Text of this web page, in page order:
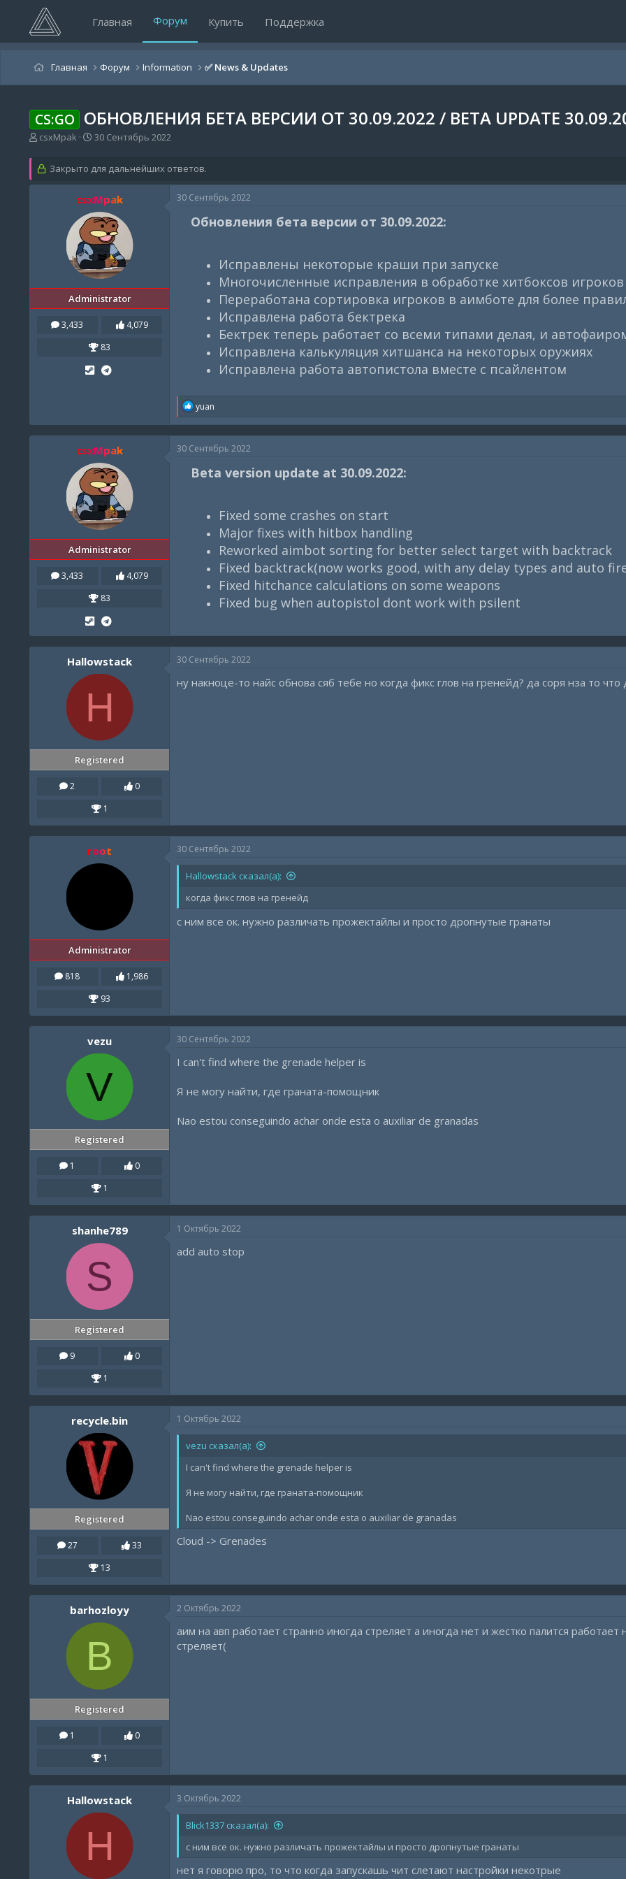
Главная Форум Купить Поддержка
Главная Форум Information ✅️ News & Updates
CS:GO ОБНОВЛЕНИЯ БЕТА ВЕРСИИ ОТ 30.09.2022 / BETA UPDATE
А
т
о
р
csxMpak
Д
а
н
а
ч
а
л
а
30 Сентябрь 2022
Закрыто для дальнейших ответов.
csxMpak
Administrator
3,433
4,079
83
30 Сентябрь 2022
Обновления бета версии от 30.09.2022:
Исправлены некоторые краши при запуске
Многочисленные исправления в обработке хитбоксов игроков
Переработана сортировка игроков в аимботе для более
Исправлена работа бектрека
Бектрек теперь работает со всеми типами делая, и
Исправлена калькуляция хитшанса на некоторых оружиях
Исправлена работа автопистола вместе с псайлентом
R
a
c
t
o
yuan
csxMpak
Administrator
3,433
4,079
83
30 Сентябрь 2022
Beta version update at 30.09.2022:
Fixed some crashes on start
Major fixes with hitbox handling
Reworked aimbot sorting for better select target with backtrack
Fixed backtrack(now works good, with any delay types and auto
Fixed hitchance calculations on some weapons
Fixed bug when autopistol dont work with psilent
Hallowstack
H
Registered
2
0
1
30 Сентябрь 2022
ну накноце-то найс обнова сяб тебе но когда фикс глов на гренейд? да соря нза то
root
Administrator
818
1,986
93
30 Сентябрь 2022
Hallowstack сказал(а):
когда фикс глов на гренейд
с ним все ок. нужно различать прожектайлы и просто дропнутые гранаты
vezu
V
Registered
1
0
1
30 Сентябрь 2022
I can't find where the grenade helper is
Я не могу найти, где граната-помощник
Nao estou conseguindo achar onde esta o auxiliar de granadas
shanhe789
S
Registered
9
0
1
1 Октябрь 2022
add auto stop
recycle.bin
Registered
27
33
13
1 Октябрь 2022
vezu сказал(а):
I can't find where the grenade helper is
Я не могу найти, где граната-помощник
Nao estou conseguindo achar onde esta o auxiliar de granadas
Cloud -> Grenades
barhozloyy
B
Registered
1
0
1
2 Октябрь 2022
аим на авп работает странно иногда стреляет а иногда нет и жестко палится
стреляет(
Hallowstack
H
3 Октябрь 2022
Blick1337 сказал(а):
с ним все ок. нужно различать прожектайлы и просто дропнутые гранаты
нет я говорю про, то что когда запускашь чит слетают настройки некотрые